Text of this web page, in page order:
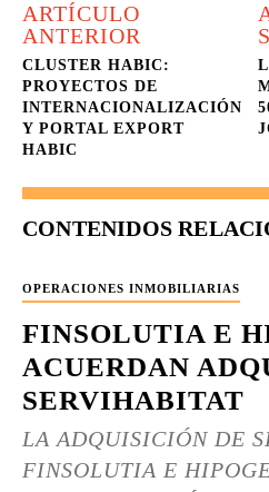
ARTÍCULO
ANTERIOR
CLUSTER HABIC:
PROYECTOS DE
INTERNACIONALIZACIÓN
Y PORTAL EXPORT
HABIC
CONTENIDOS
OPERACIONES INMOBILIARIAS
FINSOLUTIA E
ACUERDAN
SERVIHABITAT
LA ADQUISICIÓN DE
FINSOLUTIA E